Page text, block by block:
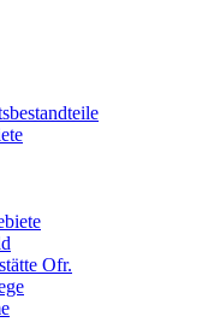
Ofr.